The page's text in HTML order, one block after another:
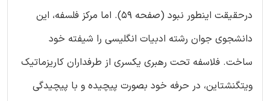
درحقیقت اینطور نبود (صفحه 59). اما مرکز فلسفه، این
دانشجوی جوان رشته ادبیات انگلیسی را شیفته خود
ساخت. فلاسفه تحت رهبری یکسری از طرفداران کاریزماتیک
ویتگنشتاین، در حرفه خود بصورت پیچیده و با پیچیدگی